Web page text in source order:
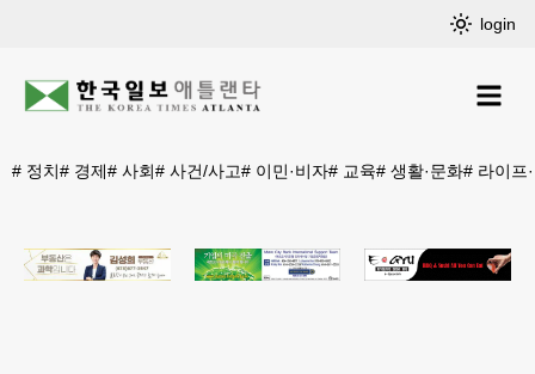
login
# 정치# 경제# 사회# 사건/사고# 이민·비자# 교육# 생활·문화# 라이프